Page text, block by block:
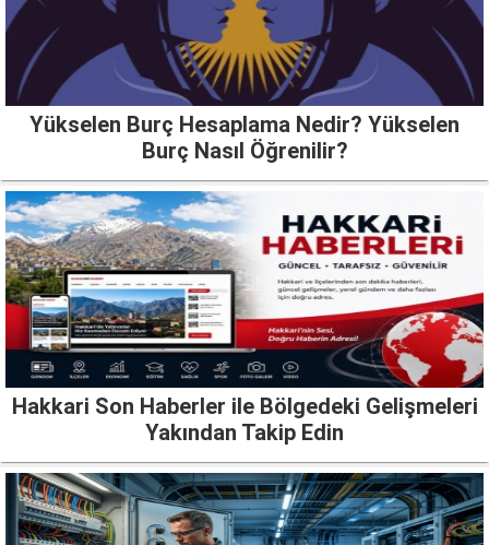
Yükselen Burç Hesaplama Nedir? Yükselen
Burç Nasıl Öğrenilir?
Hakkari Son Haberler ile Bölgedeki Gelişmeleri
Yakından Takip Edin